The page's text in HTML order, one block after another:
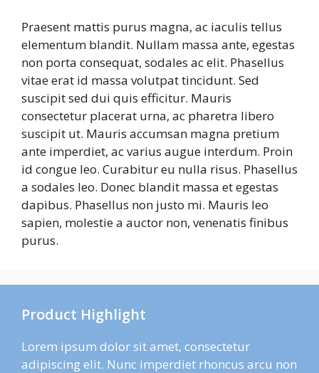
Praesent mattis purus magna, ac iaculis tellus
elementum blandit. Nullam massa ante, egestas
non porta consequat, sodales ac elit. Phasellus
vitae erat id massa volutpat tincidunt. Sed
suscipit sed dui quis efficitur. Mauris
consectetur placerat urna, ac pharetra libero
suscipit ut. Mauris accumsan magna pretium
ante imperdiet, ac varius augue interdum. Proin
id congue leo. Curabitur eu nulla risus. Phasellus
a sodales leo. Donec blandit massa et egestas
dapibus. Phasellus non justo mi. Mauris leo
sapien, molestie a auctor non, venenatis finibus
purus.
Product Highlight
Lorem ipsum dolor sit amet, consectetur
adipiscing elit. Nunc imperdiet rhoncus arcu non